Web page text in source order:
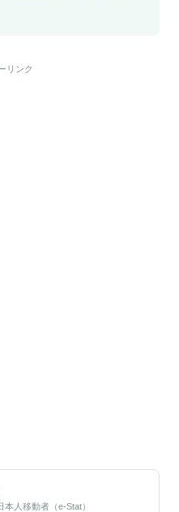
リンク
人移動者（e-Stat）